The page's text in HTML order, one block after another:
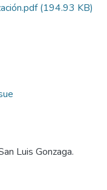
(194.93 KB)
Luis Gonzaga.